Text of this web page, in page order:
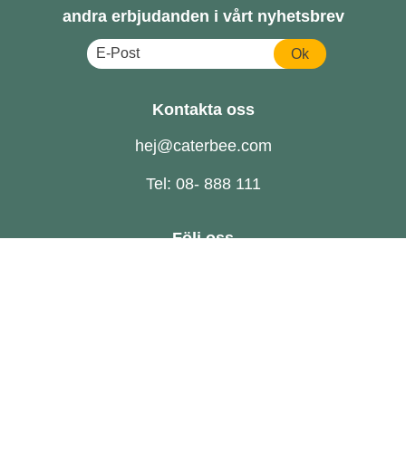
andra erbjudanden i vårt nyhetsbrev
Ok
Kontakta oss
hej@caterbee.com
Tel: 08- 888 111
Följ oss